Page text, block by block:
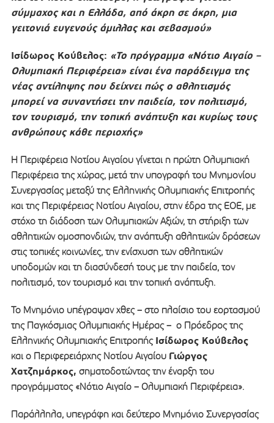
σύμμαχος και η Ελλάδα, από άκρη σε άκρη, μια
γειτονιά ευγενούς άμιλλας και σεβασμού»
Ισίδωρος Κούβελος: «Το πρόγραμμα «Νότιο Αιγαίο –
Ολυμπιακή Περιφέρεια» είναι ένα παράδειγμα της
νέας αντίληψης που δείχνει πώς ο αθλητισμός
μπορεί να συναντήσει την παιδεία, τον πολιτισμό,
τον τουρισμό, την τοπική ανάπτυξη και κυρίως τους
ανθρώπους κάθε περιοχής»
Η Περιφέρεια Νοτίου Αιγαίου γίνεται η πρώτη Ολυμπιακή
Περιφέρεια της χώρας, μετά την υπογραφή του Μνημονίου
Συνεργασίας μεταξύ της Ελληνικής Ολυμπιακής Επιτροπής
και της Περιφέρειας Νοτίου Αιγαίου, στην έδρα της ΕΟΕ, με
στόχο τη διάδοση των Ολυμπιακών Αξιών, τη στήριξη των
αθλητικών ομοσπονδιών, την ανάπτυξη αθλητικών δράσεων
στις τοπικές κοινωνίες, την ενίσχυση των αθλητικών
υποδομών και τη διασύνδεσή τους με την παιδεία, τον
πολιτισμό, τον τουρισμό και την τοπική ανάπτυξη.
Το Μνημόνιο υπέγραψαν χθες – στο πλαίσιο του εορτασμού
της Παγκόσμιας Ολυμπιακής Ημέρας – ο Πρόεδρος της
Ελληνικής Ολυμπιακής Επιτροπής Ισίδωρος Κούβελος
και ο Περιφερειάρχης Νοτίου Αιγαίου Γιώργος
Χατζημάρκος, σηματοδοτώντας την έναρξη του
προγράμματος «Νότιο Αιγαίο – Ολυμπιακή Περιφέρεια».
Παράλληλα, υπεγράφη και δεύτερο Μνημόνιο Συνεργασίας